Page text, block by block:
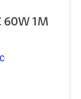
Mcdodo Cable C To C 60W 1M